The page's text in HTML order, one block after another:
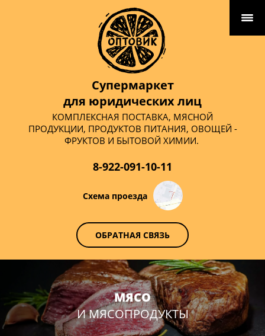
Супермаркет
для юридических лиц
КОМПЛЕКСНАЯ ПОСТАВКА, МЯСНОЙ
ПРОДУКЦИИ, ПРОДУКТОВ ПИТАНИЯ, ОВОЩЕЙ -
ФРУКТОВ И БЫТОВОЙ ХИМИИ.
8-922-091-10-11
Схема проезда
ОБРАТНАЯ СВЯЗЬ
МЯСО
И МЯСОПРОДУКТЫ